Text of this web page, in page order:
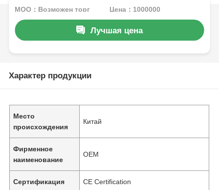
меди / алюминия
MOQ：Возможен торг Цена：1000000
Лучшая цена
Характер продукции
Место
происхождения
Китай
Фирменное
наименование
OEM
Сертификация CE Certification